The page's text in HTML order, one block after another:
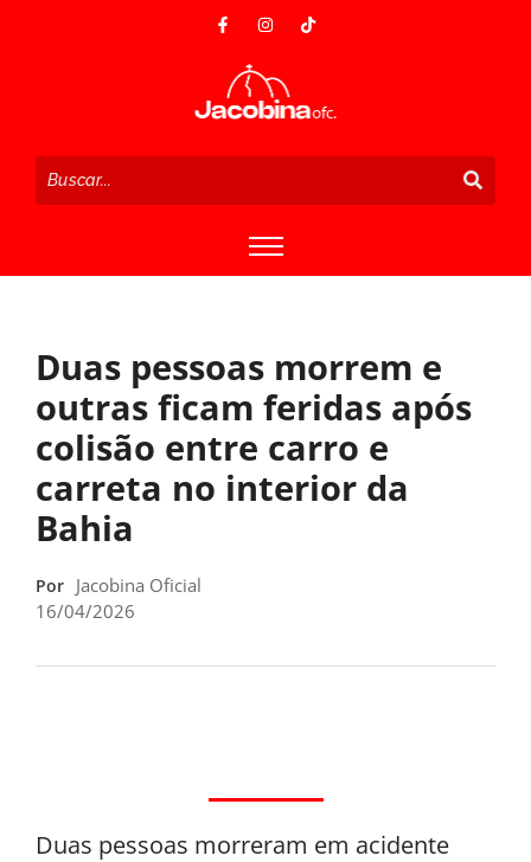
Duas pessoas morrem e
outras ficam feridas após
colisão entre carro e
carreta no interior da
Bahia
Por Jacobina Oficial
16/04/2026
Duas pessoas morreram em acidente